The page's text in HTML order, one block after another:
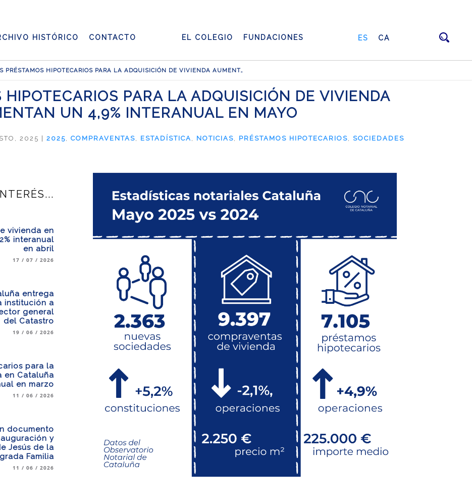
HISTÓRICO CONTACTO EL COLEGIO FUNDACIONES ES CA
LOS PRÉSTAMOS HIPOTECARIOS PARA LA ADQUISICIÓN DE VIVIENDA AUMENTAN UN 4,9% INTERANUAL EN MAYO
HIPOTECARIOS PARA LA ADQUISICIÓN DE VIVIENDA
UN 4,9% INTERANUAL EN MAYO
2025 | 2025 COMPRAVENTAS ESTADÍSTICA NOTICIAS PRÉSTAMOS HIPOTECARIOS SOCIEDADES
vivienda en
interanual
en abril
17 / 07 / 2026
entrega
institución a
general
del Catastro
19 / 06 / 2026
para la
en Cataluña
en marzo
11 / 06 / 2026
documento
y
Jesús de la
Familia
11 / 06 / 2026